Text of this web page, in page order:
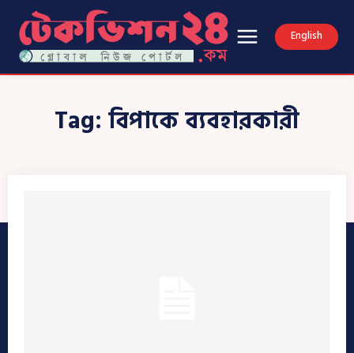
English
Tag: বিপাকে ব্যবহারকারী